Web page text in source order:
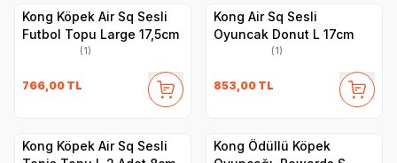
Kong Köpek Air Sq Sesli
Futbol Topu Large 17,5cm
(1)
766,00 TL
Kong Air Sq Sesli
Oyuncak Donut L 17cm
(1)
853,00 TL
Kong Köpek Air Sq Sesli
Kong Ödüllü Köpek